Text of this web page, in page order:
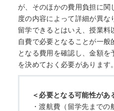
が、そのほかの費用負担に
度の内容によって詳細が異
留学できるとはいえ、授業料
自費で必要となることが一
となる費用を確認し、金額
を決めておく必要があります。
＜必要となる可能性があ
・渡航費（留学先までの